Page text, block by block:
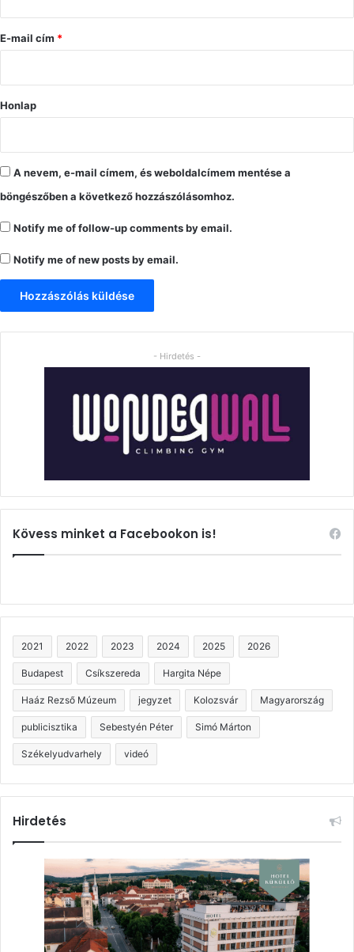
s
E-mail cím *
Honlap
A nevem, e-mail címem, és weboldalcímem mentése a
böngészőben a következő hozzászólásomhoz.
Notify me of follow-up comments by email.
Notify me of new posts by email.
- Hirdetés -
Kövess minket a Facebookon is!
2021 2022 2023 2024 2025 2026
Budapest Csíkszereda Hargita Népe
Haáz Rezső Múzeum jegyzet Kolozsvár Magyarország
publicisztika Sebestyén Péter Simó Márton
Székelyudvarhely videó
Hirdetés